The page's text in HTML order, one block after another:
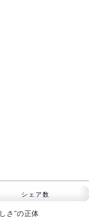
シェア数
さ”の正体